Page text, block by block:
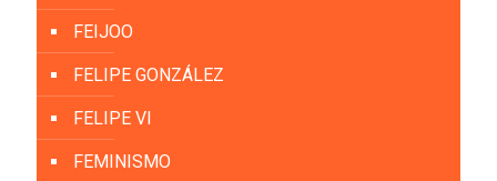
FEIJOO
FELIPE GONZÁLEZ
FELIPE VI
FEMINISMO